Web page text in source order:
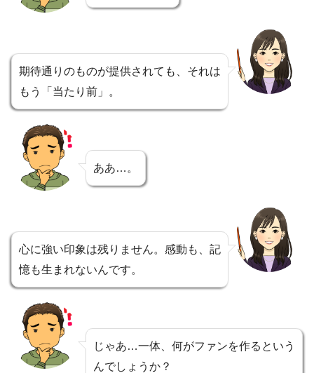
期待通りのものが提供されても、それは
もう「当たり前」。
ああ…。
心に強い印象は残りません。感動も、記
憶も生まれないんです。
じゃあ…一体、何がファンを作るという
んでしょうか？